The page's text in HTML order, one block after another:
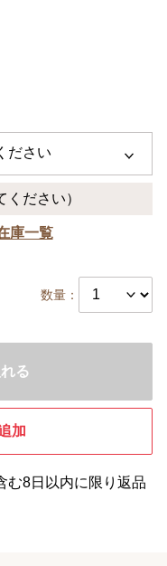
ださい
ください）
庫一覧
数量：
る
加
む8日以内に限り返品